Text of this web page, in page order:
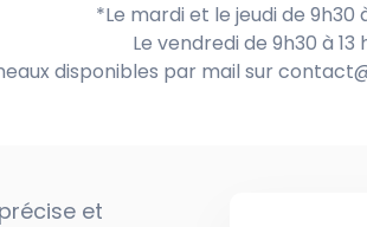
*Le mardi et le jeudi de 9h30
Le vendredi de 9h30 à
disponibles par mail sur
et